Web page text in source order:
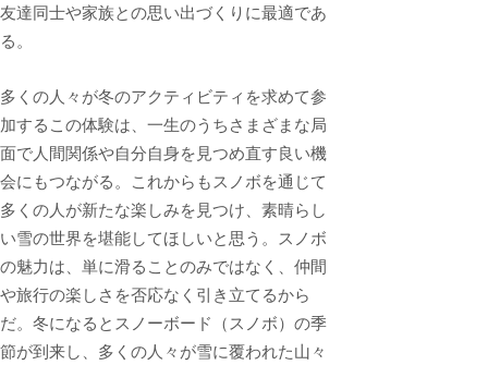
友達同士や家族との思い出づくりに最適であ
る。
多くの人々が冬のアクティビティを求めて参
加するこの体験は、一生のうちさまざまな局
面で人間関係や自分自身を見つめ直す良い機
会にもつながる。これからもスノボを通じて
多くの人が新たな楽しみを見つけ、素晴らし
い雪の世界を堪能してほしいと思う。スノボ
の魅力は、単に滑ることのみではなく、仲間
や旅行の楽しさを否応なく引き立てるから
だ。冬になるとスノーボード（スノボ）の季
節が到来し、多くの人々が雪に覆われた山々